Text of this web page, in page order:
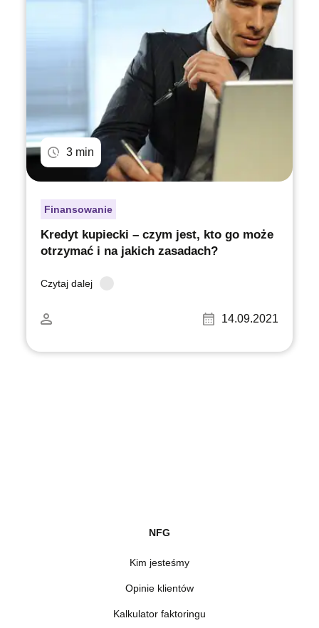
3 min
Finansowanie
Kredyt kupiecki – czym jest, kto go może
otrzymać i na jakich zasadach?
Czytaj dalej
14.09.2021
NFG
Kim jesteśmy
Opinie klientów
Kalkulator faktoringu